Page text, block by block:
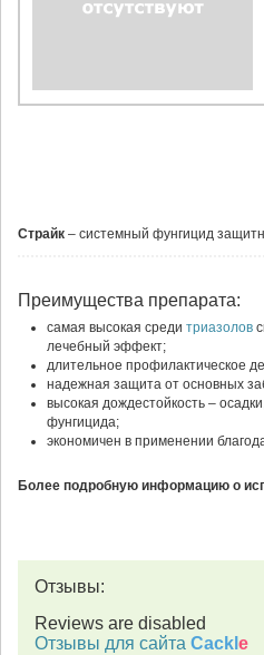
Страйк – системный фунгицид
Преимущества препарата:
самая высокая среди триазолов
лечебный эффект;
длительное профилактическое
надежная защита от основных
высокая дождестойкость –
фунгицида;
экономичен в применении
Более подробную информацию о
Отзывы:
Reviews are disabled
Отзывы для сайта Cackl e